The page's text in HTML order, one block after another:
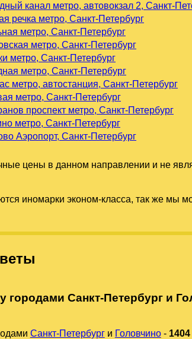
канал метро, автовокзал 2, Санкт-
речка метро, Санкт-Петербург
метро, Санкт-Петербург
метро, Санкт-Петербург
метро, Санкт-Петербург
метро, Санкт-Петербург
метро, автостанция, Санкт-Петербург
метро, Санкт-Петербург
проспект метро, Санкт-Петербург
метро, Санкт-Петербург
Аэропорт, Санкт-Петербург
цены в данном направлении и не
иномарки эконом-класса, так же мы
городами Санкт-Петербург и
Санкт-Петербурги Головчино-